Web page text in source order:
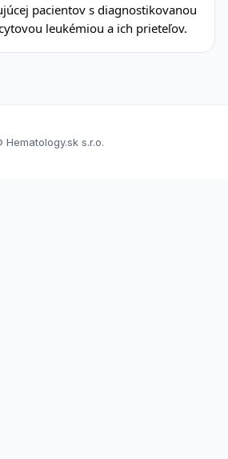
pacientov s diagnostikovanou
leukémiou a ich prieteľov.
Hematology.sk s.r.o.